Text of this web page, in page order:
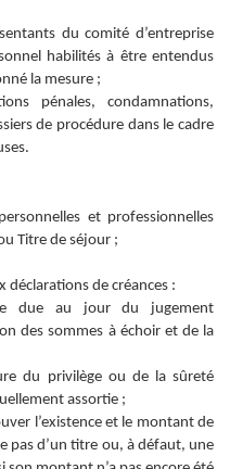
du comité d’entreprise
habilités à être entendus
la mesure ;
pénales, condamnations,
de procédure dans le cadre
et professionnelles
Titre de séjour ;
de créances :
due au jour du jugement
des sommes à échoir et de la
du privilège ou de la sûreté
assortie ;
l’existence et le montant de
pas d’un titre ou, à défaut, une